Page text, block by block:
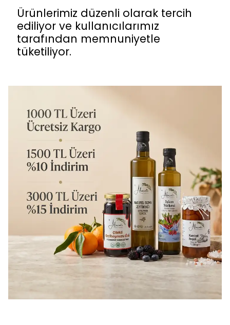
Ürünlerimiz düzenli olarak tercih
ediliyor ve kullanıcılarımız
tarafından memnuniyetle
tüketiliyor.